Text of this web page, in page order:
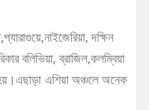
দক্ষিন
বলিভিয়া, ব্রাজিল,কলম্বিয়া
এশিয়া অঞ্চলে অনেক